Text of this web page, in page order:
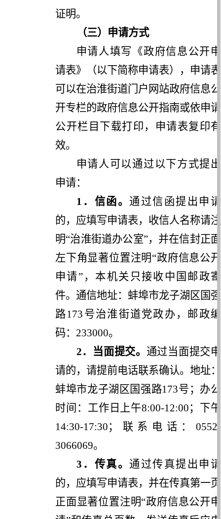
证明。
（三）申请方式
申请人填写《政府信息公开申
请表》（以下简称申请表），申请表
可以在治淮街道门户网站政府信息公
开专栏的政府信息公开指南或依申请
公开栏目下载打印，申请表复印有
效。
申请人可以通过以下方式提出
申请：
1 ．信函。 通过信函提出申请
的，应填写申请表，收信人名称请注
明“治淮街道办公室”，并在信封正面
左下角显著位置注明“政府信息公开
申请”，本机关只接收中国邮政寄
件。通信地址： 蚌埠市龙子湖区国强
路173号治淮街道党政办，邮政编
码：233000。
2．当面提交。 通过当面提交申
请的，请提前电话联系确认。地址：
蚌埠市龙子湖区国强路173号 ；办公
时间：工作日上午8:00-12:00；下午
14:30-17:30；联系电话： 0552-
3066069。
3 ．传真。 通过传真提出申请
的，应填写申请表，并在传真第一页
正面显著位置注明“政府信息公开申